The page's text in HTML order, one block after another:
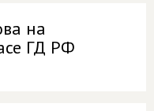
на
ГД РФ